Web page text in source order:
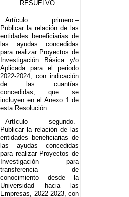
RESUELVO:
Artículo primero.–
Publicar la relación de las
entidades beneficiarias de
las ayudas concedidas
para realizar Proyectos de
Investigación Básica y/o
Aplicada para el periodo
2022-2024, con indicación
de las cuantías
concedidas, que se
incluyen en el Anexo 1 de
esta Resolución.
Artículo segundo.–
Publicar la relación de las
entidades beneficiarias de
las ayudas concedidas
para realizar Proyectos de
Investigación para
transferencia de
conocimiento desde la
Universidad hacia las
Empresas, 2022-2023, con